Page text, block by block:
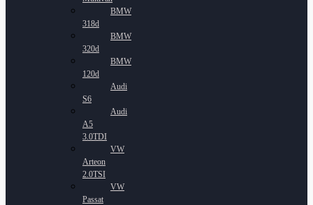
BMW
318d
BMW
320d
BMW
120d
Audi
S6
Audi
A5
3.0TDI
VW
Arteon
2.0TSI
VW
Passat